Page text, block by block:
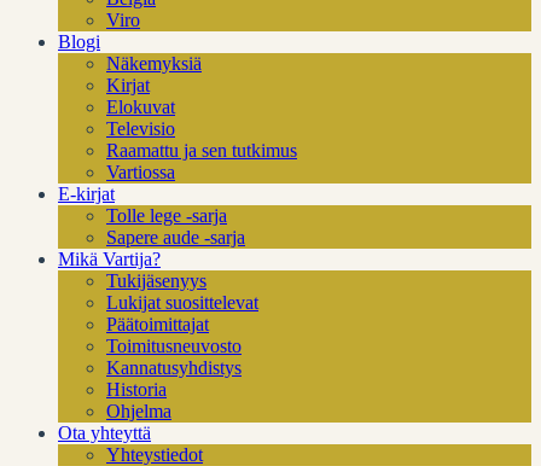
Viro
Blogi
Näkemyksiä
Kirjat
Elokuvat
Televisio
Raamattu ja sen tutkimus
Vartiossa
E-kirjat
Tolle lege -sarja
Sapere aude -sarja
Mikä Vartija?
Tukijäsenyys
Lukijat suosittelevat
Päätoimittajat
Toimitusneuvosto
Kannatusyhdistys
Historia
Ohjelma
Ota yhteyttä
Yhteystiedot